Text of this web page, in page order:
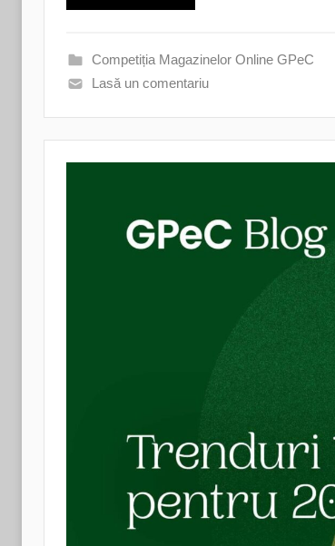
Competiția Magazinelor Online GPeC
Lasă un comentariu